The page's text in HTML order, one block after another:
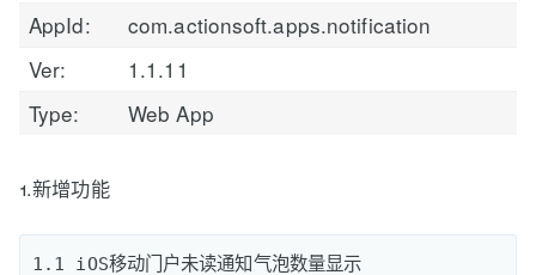
AppId:
com.actionsoft.apps.notification
Ver:
1.1.11
Type:
Web App
1.新增功能
1.1 iOS移动门户未读通知气泡数量显示